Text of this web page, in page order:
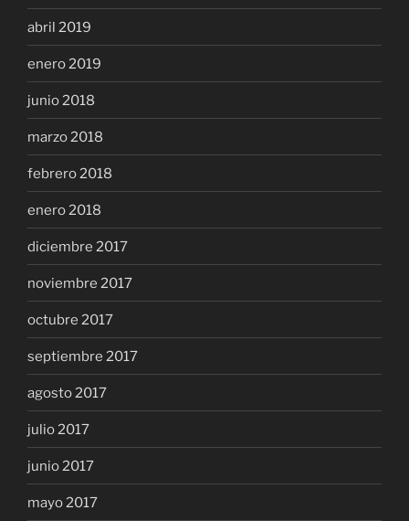
abril 2019
enero 2019
junio 2018
marzo 2018
febrero 2018
enero 2018
diciembre 2017
noviembre 2017
octubre 2017
septiembre 2017
agosto 2017
julio 2017
junio 2017
mayo 2017